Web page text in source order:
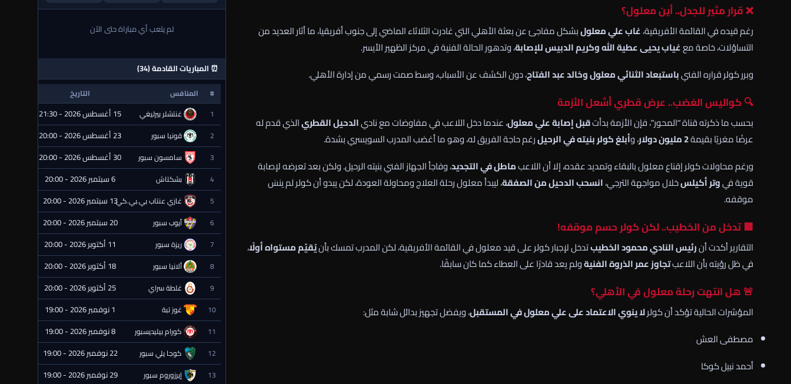
❌ قرار مثير للجدل.. أين معلول؟
رغم قيده في القائمة الأفريقية،غاب علي معلولبشكل مفاجئ عن بعثة الأهلي التي غادرت الثلاثاء الماضي إلى جنوب أفريقيا، ما أثار العديد من
التساؤلات، خاصة معغياب يحيى عطية الله وكريم الدبيس للإصابة، وتدهور الحالة الفنية في مركز الظهير الأيسر.
وبرر كولر قراره الفنيباستبعاد الثنائي معلول وخالد عبد الفتاح، دون الكشف عن الأسباب، وسط صمت رسمي من إدارة الأهلي.
🔍 كواليس الغضب.. عرض قطري أشعل الأزمة
بحسب ما ذكرته قناة “المحور”، فإن الأزمة بدأتقبل إصابة علي معلول، عندما دخل اللاعب في مفاوضات مع ناديالدحيل القطريالذي قدم له
عرضًا مغريًا بقيمة2 مليون دولار ، وأبلغ كولر بنيته في الرحيلرغم حاجة الفريق له، وهو ما أغضب المدرب السويسري بشدة.
ورغم محاولات كولر إقناع معلول بالبقاء وتمديد عقده، إلا أن اللاعبماطل في التجديد، وفاجأ الجهاز الفني بنيته الرحيل. ولكن بعد تعرضه لإصابة
قوية فيوتر أكيلسخلال مواجهة الترجي،انسحب الدحيل من الصفقة، ليبدأ معلول رحلة العلاج ومحاولة العودة، لكن يبدو أن كولر لم ينسَ
موقفه.
🟥 تدخل من الخطيب.. لكن كولر حسم موقفه!
التقارير أكدت أنرئيس النادي محمود الخطيبتدخل لإجبار كولر على قيد معلول في القائمة الأفريقية، لكن المدرب تمسك بأنيُقيّم مستواه أولًا،
في ظل رؤيته بأن اللاعبتجاوز عمر الذروة الفنيةولم يعد قادرًا على العطاء كما كان سابقًا.
🚨 هل انتهت رحلة معلول في الأهلي؟
المؤشرات الحالية تؤكد أن كولرلا ينوي الاعتماد على علي معلول في المستقبل، ويفضل تجهيز بدائل شابة مثل:
مصطفى العش
أحمد نبيل كوكا
لم يلعب أي مباراة حتى الآن
⏰ المباريات القادمة (34)
# المنافس التاريخ
1
غنتشلر بيرليغي 15 أغسطس 2026 - 21:30
2 قونيا سبور 23 أغسطس 2026 - 20:00
3 سامسون سبور 30 أغسطس 2026 - 20:00
4 بشكتاش 6 سبتمبر 2026 - 20:00
5 غازي عنتاب بي.بي.كي.13 سبتمبر 2026 - 20:00
6 أيوب سبور 20 سبتمبر 2026 - 20:00
7 ريزة سبور 11 أكتوبر 2026 - 20:00
8 ألانيا سبور 18 أكتوبر 2026 - 20:00
9 غلطة سراي 25 أكتوبر 2026 - 20:00
10 غوز تبة 1 نوفمبر 2026 - 19:00
11 كورام بيليديسبور 8 نوفمبر 2026 - 19:00
12 كوجا يلي سبور 22 نوفمبر 2026 - 19:00
13 إيرزوروم سبور 29 نوفمبر 2026 - 19:00